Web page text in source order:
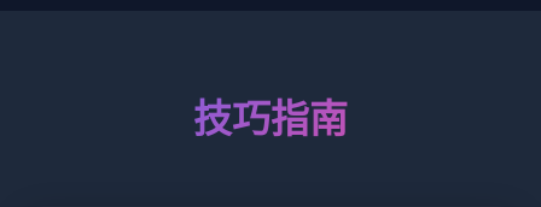
技巧指南